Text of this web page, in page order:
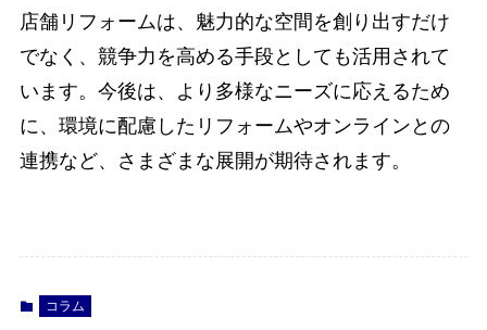
店舗リフォームは、魅力的な空間を創り出すだけ
でなく、競争力を高める手段としても活用されて
います。今後は、より多様なニーズに応えるため
に、環境に配慮したリフォームやオンラインとの
連携など、さまざまな展開が期待されます。
コラム